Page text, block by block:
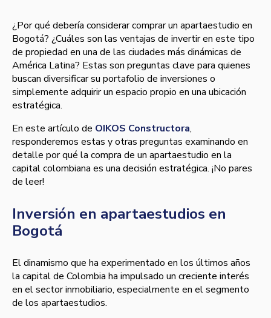
¿Por qué debería considerar comprar un apartaestudio en
Bogotá? ¿Cuáles son las ventajas de invertir en este tipo
de propiedad en una de las ciudades más dinámicas de
América Latina? Estas son preguntas clave para quienes
buscan diversificar su portafolio de inversiones o
simplemente adquirir un espacio propio en una ubicación
estratégica.
En este artículo de OIKOS Constructora,
responderemos estas y otras preguntas examinando en
detalle por qué la compra de un apartaestudio en la
capital colombiana es una decisión estratégica. ¡No pares
de leer!
Inversión en apartaestudios en
Bogotá
El dinamismo que ha experimentado en los últimos años
la capital de Colombia ha impulsado un creciente interés
en el sector inmobiliario, especialmente en el segmento
de los apartaestudios.